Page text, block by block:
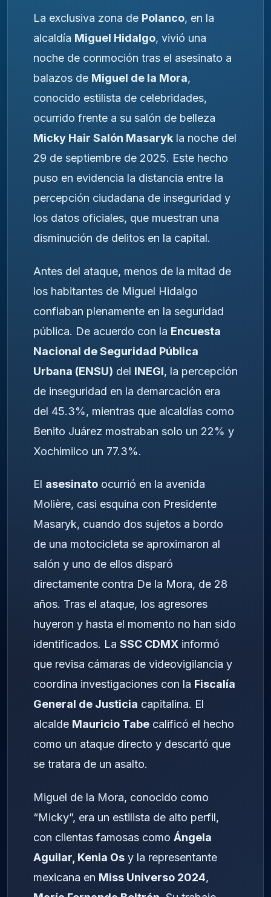
La exclusiva zona de Polanco, en la
alcaldía Miguel Hidalgo, vivió una
noche de conmoción tras el asesinato a
balazos de Miguel de la Mora,
conocido estilista de celebridades,
ocurrido frente a su salón de belleza
Micky Hair Salón Masaryk la noche del
29 de septiembre de 2025. Este hecho
puso en evidencia la distancia entre la
percepción ciudadana de inseguridad y
los datos oficiales, que muestran una
disminución de delitos en la capital.
Antes del ataque, menos de la mitad de
los habitantes de Miguel Hidalgo
confiaban plenamente en la seguridad
pública. De acuerdo con la Encuesta
Nacional de Seguridad Pública
Urbana (ENSU) del INEGI, la percepción
de inseguridad en la demarcación era
del 45.3%, mientras que alcaldías como
Benito Juárez mostraban solo un 22% y
Xochimilco un 77.3%.
El asesinato ocurrió en la avenida
Molière, casi esquina con Presidente
Masaryk, cuando dos sujetos a bordo
de una motocicleta se aproximaron al
salón y uno de ellos disparó
directamente contra De la Mora, de 28
años. Tras el ataque, los agresores
huyeron y hasta el momento no han sido
identificados. La SSC CDMX informó
que revisa cámaras de videovigilancia y
coordina investigaciones con la Fiscalía
General de Justicia capitalina. El
alcalde Mauricio Tabe calificó el hecho
como un ataque directo y descartó que
se tratara de un asalto.
Miguel de la Mora, conocido como
“Micky”, era un estilista de alto perfil,
con clientas famosas como Ángela
Aguilar, Kenia Os y la representante
mexicana en Miss Universo 2024,